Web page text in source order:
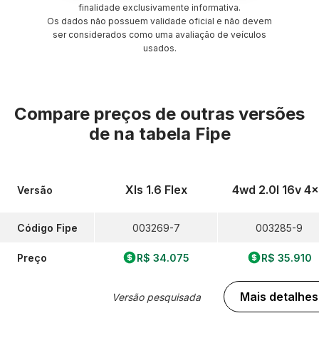
finalidade exclusivamente informativa.
Os dados não possuem validade oficial e não devem
ser considerados como uma avaliação de veículos
usados.
Compare preços de outras versões
de na tabela Fipe
Versão
Código Fipe
Preço
Xls 1.6 Flex
003269-7
R$ 34.075
Versão pesquisada
4wd 2.0l 16v
003285-9
R$ 35.910
Mais detalhes